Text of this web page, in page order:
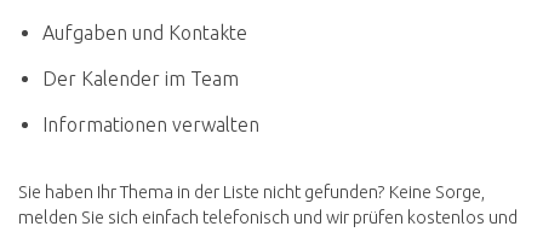
Aufgaben und Kontakte
Der Kalender im Team
Informationen verwalten
Sie haben Ihr Thema in der Liste nicht gefunden? Keine Sorge,
melden Sie sich einfach telefonisch und wir prüfen kostenlos und